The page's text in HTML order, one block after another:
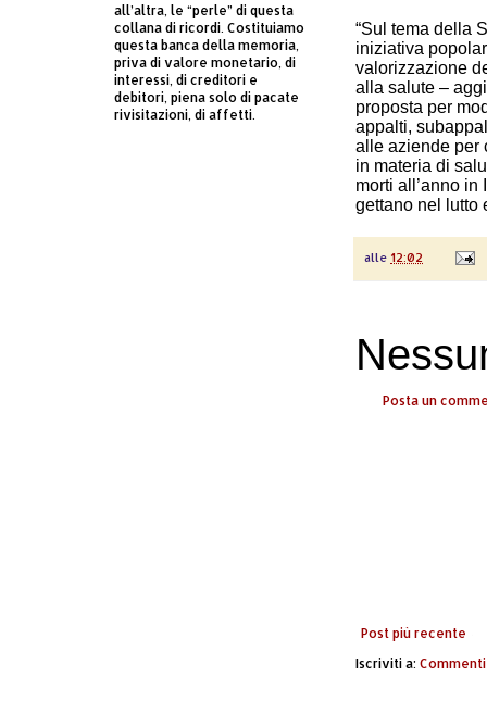
“Sul tema della
iniziativa
valorizzazione
alla salute –
proposta per
appalti,
alle aziende per
in materia di
morti all’anno in
gettano nel lutto
alle 12:02
Posta un
Post più recente
Iscriviti a:
all’altra, le “perle” di questa
collana di ricordi. Costituiamo
questa banca della memoria,
priva di valore monetario, di
interessi, di creditori e
debitori, piena solo di pacate
rivisitazioni, di affetti.